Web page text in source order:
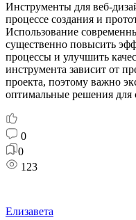
Инструменты для веб-
процессе создания и
Использование
существенно повысить
процессы и улучшить
инструмента зависит от
проекта, поэтому важно
оптимальные решения для
0
0
123
Елизавета